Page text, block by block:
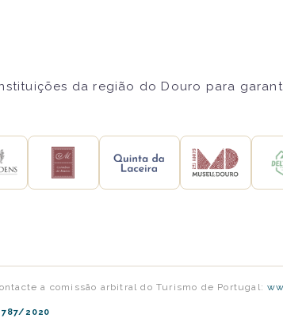
da região do Douro para
a comissão arbitral do Turismo de Portugal:
787/2020